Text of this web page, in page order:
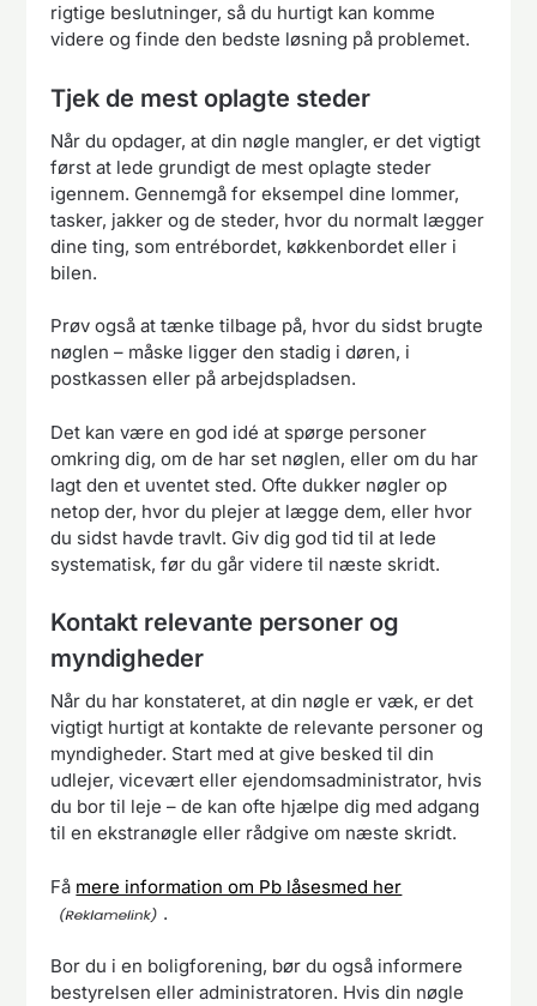
rigtige beslutninger, så du hurtigt kan komme
videre og finde den bedste løsning på problemet.
Tjek de mest oplagte steder
Når du opdager, at din nøgle mangler, er det vigtigt
først at lede grundigt de mest oplagte steder
igennem. Gennemgå for eksempel dine lommer,
tasker, jakker og de steder, hvor du normalt lægger
dine ting, som entrébordet, køkkenbordet eller i
bilen.
Prøv også at tænke tilbage på, hvor du sidst brugte
nøglen – måske ligger den stadig i døren, i
postkassen eller på arbejdspladsen.
Det kan være en god idé at spørge personer
omkring dig, om de har set nøglen, eller om du har
lagt den et uventet sted. Ofte dukker nøgler op
netop der, hvor du plejer at lægge dem, eller hvor
du sidst havde travlt. Giv dig god tid til at lede
systematisk, før du går videre til næste skridt.
Kontakt relevante personer og
myndigheder
Når du har konstateret, at din nøgle er væk, er det
vigtigt hurtigt at kontakte de relevante personer og
myndigheder. Start med at give besked til din
udlejer, vicevært eller ejendomsadministrator, hvis
du bor til leje – de kan ofte hjælpe dig med adgang
til en ekstranøgle eller rådgive om næste skridt.
Få mere information om Pb låsesmed her
.
Bor du i en boligforening, bør du også informere
bestyrelsen eller administratoren. Hvis din nøgle